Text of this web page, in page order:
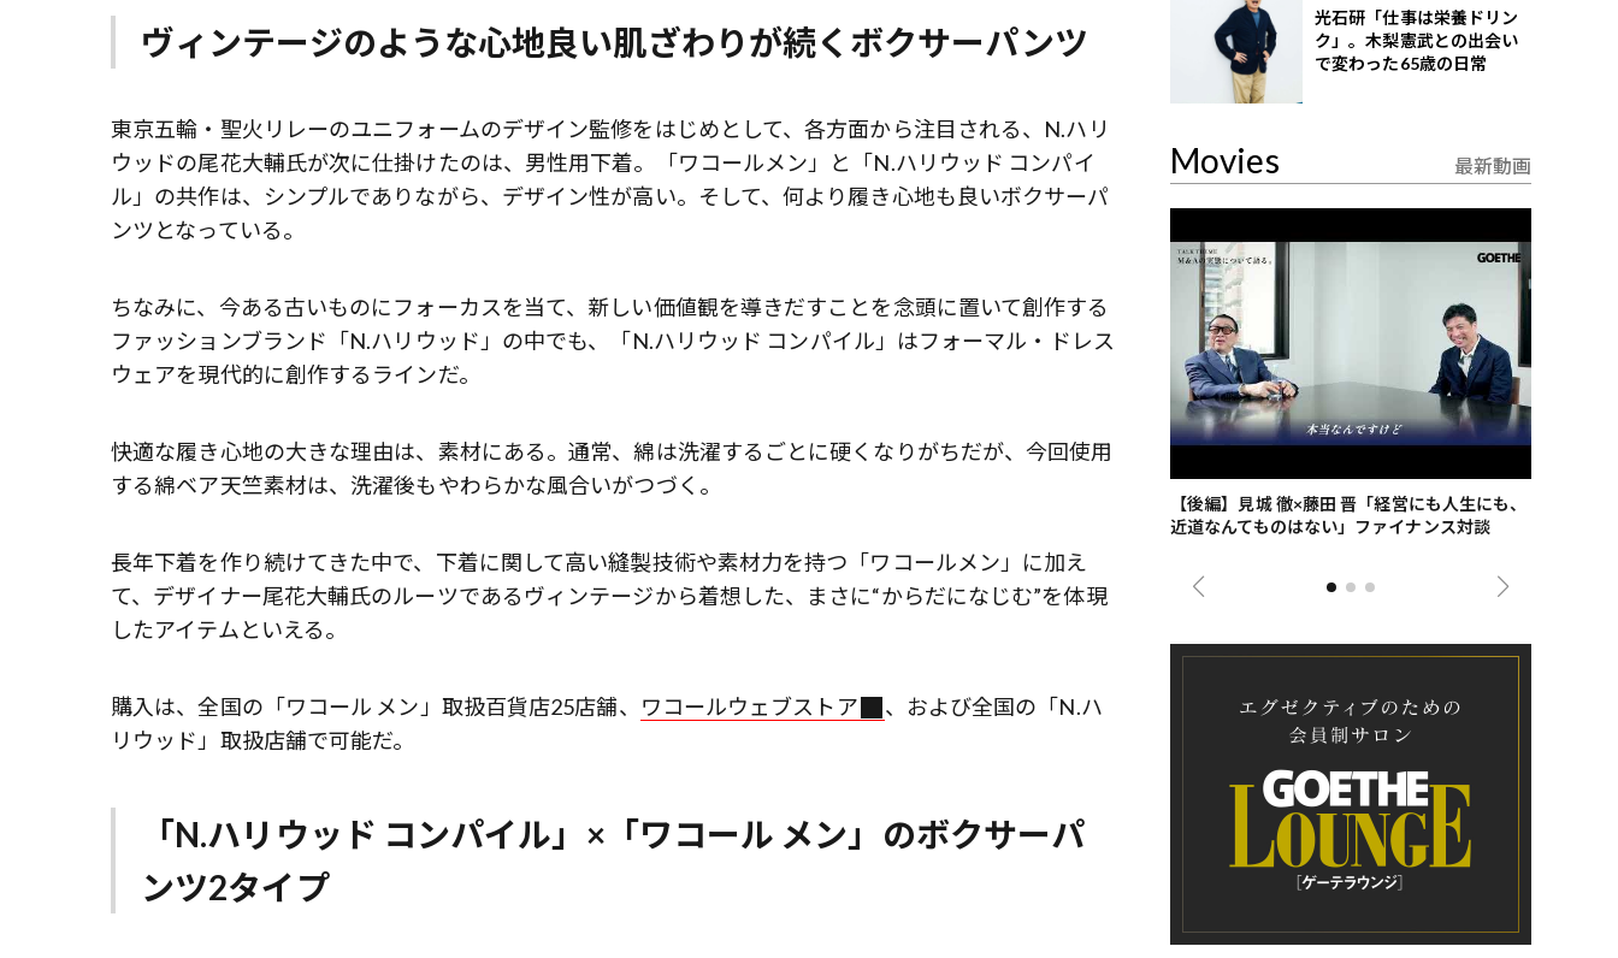
ヴィンテージのような心地良い肌ざわりが続くボクサーパンツ
東京五輪・聖火リレーのユニフォームのデザイン監修をはじめとして、各方面から注目される、N.ハリ
ウッドの尾花大輔氏が次に仕掛けたのは、男性用下着。「ワコールメン」と「N.ハリウッド コンパイ
ル」の共作は、シンプルでありながら、デザイン性が高い。そして、何より履き心地も良いボクサーパ
ンツとなっている。
ちなみに、今ある古いものにフォーカスを当て、新しい価値観を導きだすことを念頭に置いて創作する
ファッションブランド「N.ハリウッド」の中でも、「N.ハリウッド コンパイル」はフォーマル・ドレス
ウェアを現代的に創作するラインだ。
快適な履き心地の大きな理由は、素材にある。通常、綿は洗濯するごとに硬くなりがちだが、今回使用
する綿ベア天竺素材は、洗濯後もやわらかな風合いがつづく。
長年下着を作り続けてきた中で、下着に関して高い縫製技術や素材力を持つ「ワコールメン」に加え
て、デザイナー尾花大輔氏のルーツであるヴィンテージから着想した、まさに“からだになじむ”を体現
したアイテムといえる。
購入は、全国の「ワコール メン」取扱百貨店25店舗、 ワコールウェブストア
、および全国の「N.ハ
リウッド」取扱店舗で可能だ。
「N.ハリウッド コンパイル」×「ワコール メン」のボクサーパ
ンツ2タイプ
光石研「仕事は栄養ドリン
ク」。木梨憲武との出会い
で変わった65歳の日常
Movies 最新動画
【後編】見城 徹×藤田 晋「経営にも人生にも、
近道なんてものはない」ファイナンス対談